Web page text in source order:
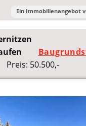
Ein Immobilienangebot
Preis: 50.500,-